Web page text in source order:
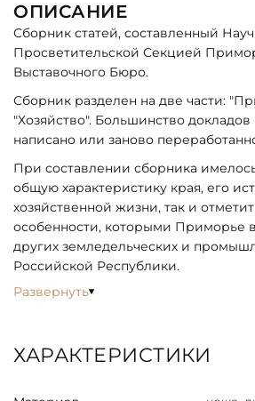
ОПИСАНИЕ
Сборник статей, составленный
Просветительской Секцией
Выставочного Бюро.
Сборник разделен на две части:
"Хозяйство". Большинство
написано или заново
При составлении сборника
общую характеристику края, его
хозяйственной жизни, так и
особенности, которыми Приморье
других земледельческих и
Российской Республики.
Развернуть
ХАРАКТЕРИСТИКИ